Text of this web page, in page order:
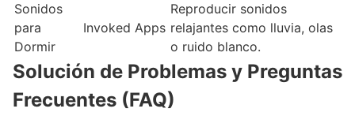
Sonidos
para
Dormir
Invoked Apps
Reproducir sonidos
relajantes como lluvia, olas
o ruido blanco.
Solución de Problemas y Preguntas
Frecuentes (FAQ)